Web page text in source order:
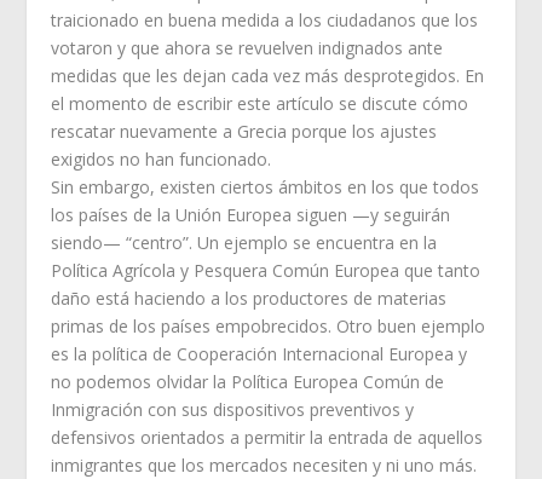
traicionado en buena medida a los ciudadanos que los
votaron y que ahora se revuelven indignados ante
medidas que les dejan cada vez más desprotegidos. En
el momento de escribir este artículo se discute cómo
rescatar nuevamente a Grecia porque los ajustes
exigidos no han funcionado.
Sin embargo, existen ciertos ámbitos en los que todos
los países de la Unión Europea siguen —y seguirán
siendo— “centro”. Un ejemplo se encuentra en la
Política Agrícola y Pesquera Común Europea que tanto
daño está haciendo a los productores de materias
primas de los países empobrecidos. Otro buen ejemplo
es la política de Cooperación Internacional Europea y
no podemos olvidar la Política Europea Común de
Inmigración con sus dispositivos preventivos y
defensivos orientados a permitir la entrada de aquellos
inmigrantes que los mercados necesiten y ni uno más.